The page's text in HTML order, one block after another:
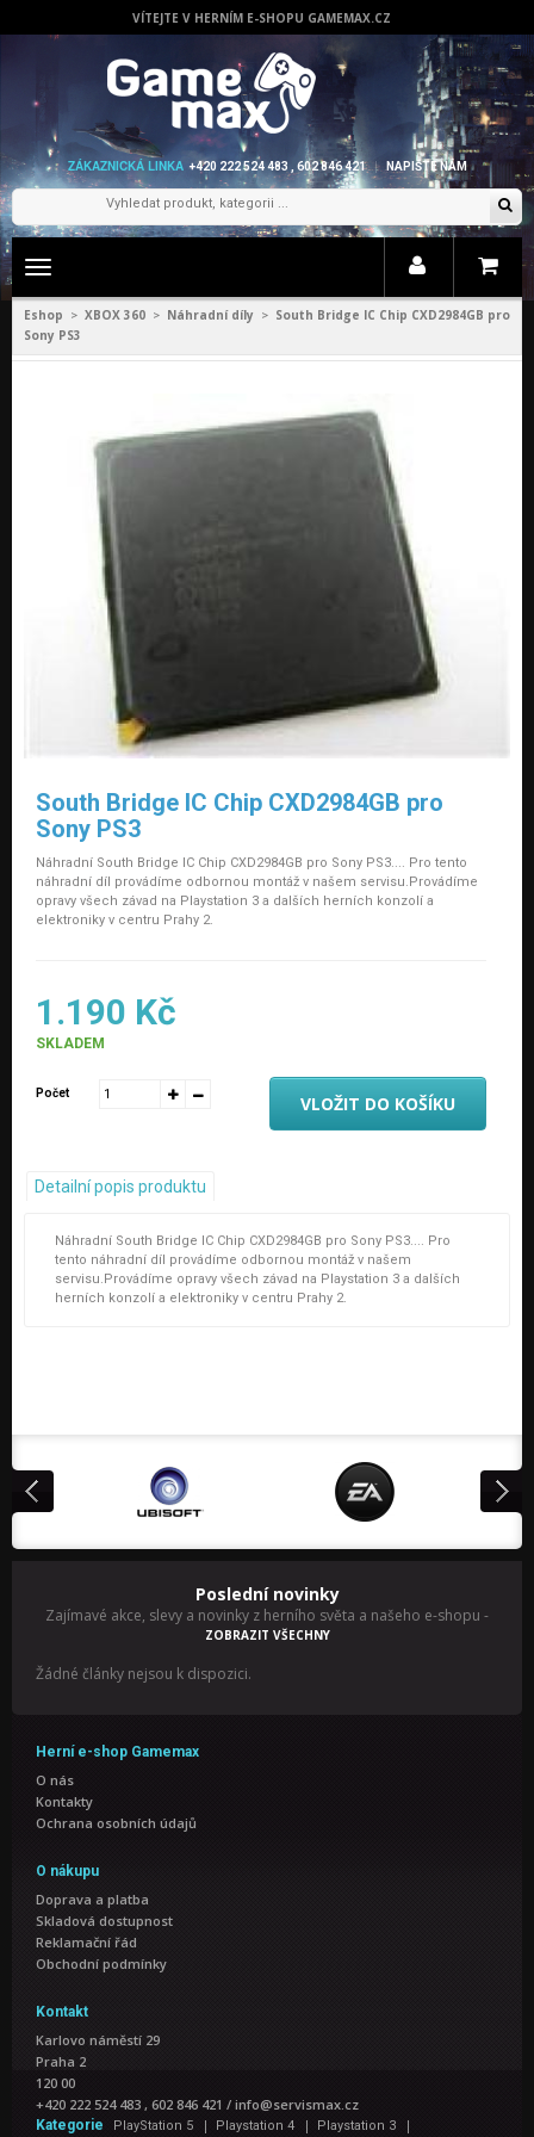
VÍTEJTE V HERNÍM E-SHOPU GAMEMAX.CZ
ZÁKAZNICKÁ LINKA +420 222 524 483 , 602 846 421 NAPIŠTE NÁM
Zobrazit
Eshop > XBOX 360 > Náhradní díly > South Bridge IC Chip CXD2984GB pro
Sony PS3
South Bridge IC Chip CXD2984GB pro
Sony PS3
Náhradní South Bridge IC Chip CXD2984GB pro Sony PS3.... Pro tento
náhradní díl provádíme odbornou montáž v našem servisu.Provádíme
opravy všech závad na Playstation 3 a dalších herních konzolí a
elektroniky v centru Prahy 2.
1.190 Kč
SKLADEM
Počet VLOŽIT DO KOŠÍKU
Detailní popis produktu
Náhradní South Bridge IC Chip CXD2984GB pro Sony PS3.... Pro
tento náhradní díl provádíme odbornou montáž v našem
servisu.Provádíme opravy všech závad na Playstation 3 a dalších
herních konzolí a elektroniky v centru Prahy 2.
Poslední novinky
Zajímavé akce, slevy a novinky z herního světa a našeho e-shopu -
ZOBRAZIT VŠECHNY
Žádné články nejsou k dispozici.
Herní e-shop Gamemax
O nás
Kontakty
Ochrana osobních údajů
O nákupu
Doprava a platba
Skladová dostupnost
Reklamační řád
Obchodní podmínky
Kontakt
Karlovo náměstí 29
Praha 2
120 00
+420 222 524 483 , 602 846 421 / info@servismax.cz
Kategorie PlayStation 5 | Playstation 4 | Playstation 3
|